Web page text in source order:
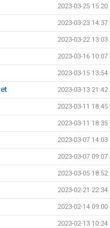
2023-03-25 15:20
2023-03-23 14:37
2023-03-22 13:03
2023-03-16 10:07
2023-03-15 13:54
2023-03-13 21:42
2023-03-11 18:45
2023-03-11 18:35
2023-03-07 14:03
2023-03-07 09:07
2023-03-05 18:52
2023-02-21 22:34
2023-02-14 09:00
2023-02-13 10:24